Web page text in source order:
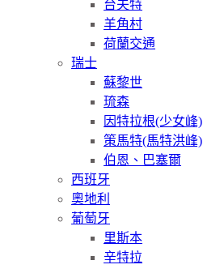
台夫特
羊角村
荷蘭交通
瑞士
蘇黎世
琉森
因特拉根(少女峰)
策馬特(馬特洪峰)
伯恩、巴塞爾
西班牙
奧地利
葡萄牙
里斯本
辛特拉